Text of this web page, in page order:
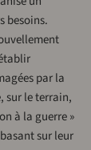
besoins.
par la
sur le terrain,
à la guerre »
sur leur